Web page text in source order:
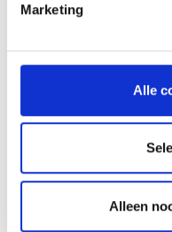
Marketing
Alle
Alleen
WEBER